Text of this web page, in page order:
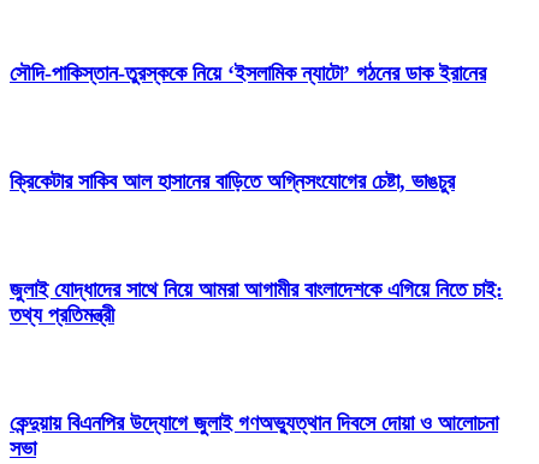
সৌদি-পাকিস্তান-তুরস্ককে নিয়ে ‘ইসলামিক ন্যাটো’ গঠনের ডাক ইরানের
ক্রিকেটার সাকিব আল হাসানের বাড়িতে অগ্নিসংযোগের চেষ্টা, ভাঙচুর
জুলাই যোদ্ধাদের সাথে নিয়ে আমরা আগামীর বাংলাদেশকে এগিয়ে নিতে চাই:
তথ্য প্রতিমন্ত্রী
কেন্দুয়ায় বিএনপির উদ্যোগে জুলাই গণঅভ্যুত্থান দিবসে দোয়া ও আলোচনা
সভা